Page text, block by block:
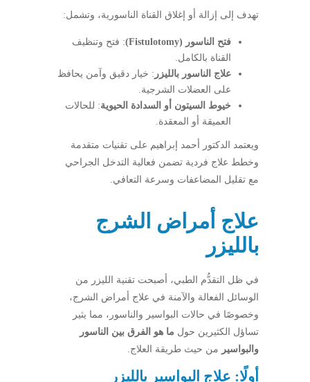
تهدف إلى إزالة أو إغلاق القناة الناسورية، وتشمل:
فتح الناسور (Fistulotomy)
: فتح وتنظيف
القناة بالكامل.
علاج الناسور بالليزر : خيار دقيق وآمن يحافظ
على العضلات الشرجية.
خيوط السيتون أو السدادة الحيوية: للحالات
العميقة أو المعقدة.
ويعتمد الدكتور أحمد إبراهيم على تقنيات متقدمة
وخطط علاج فردية تضمن فعالية التدخل الجراحي
مع تقليل المضاعفات وسرعة التعافي.
علاج أمراض الشرج
بالليزر
في ظل التقدُّم الطبي، أصبحت تقنية الليزر من
الوسائل الفعالة والآمنة في علاج أمراض الشرج،
وخصوصًا في حالات البواسير والناسور، مما يثير
تساؤل الكثيرين حول ما هو الفرق بين الناسور
والبواسير من حيث طريقة العلاج.
أولًا: علاج البواسير بالليزر